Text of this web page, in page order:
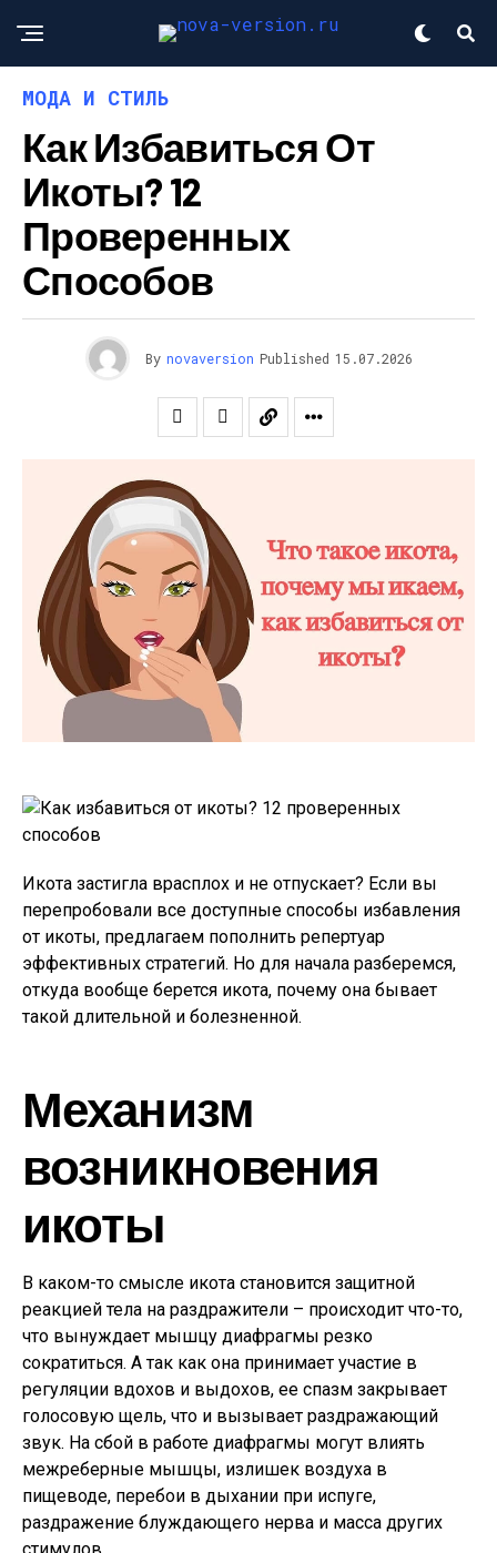
МОДА И СТИЛЬ
Как Избавиться От
Икоты? 12
Проверенных
Способов
By novaversion Published 15.07.2026
Икота застигла врасплох и не отпускает? Если вы
перепробовали все доступные способы избавления
от икоты, предлагаем пополнить репертуар
эффективных стратегий. Но для начала разберемся,
откуда вообще берется икота, почему она бывает
такой длительной и болезненной.
Механизм
возникновения
икоты
В каком-то смысле икота становится защитной
реакцией тела на раздражители – происходит что-то,
что вынуждает мышцу диафрагмы резко
сократиться. А так как она принимает участие в
регуляции вдохов и выдохов, ее спазм закрывает
голосовую щель, что и вызывает раздражающий
звук. На сбой в работе диафрагмы могут влиять
межреберные мышцы, излишек воздуха в
пищеводе, перебои в дыхании при испуге,
раздражение блуждающего нерва и масса других